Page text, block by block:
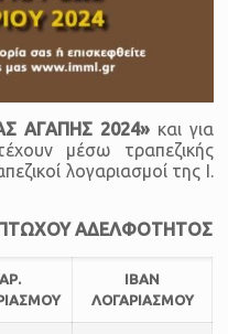
ΑΓΑΠΗΣ 2024»και για
μέσω τραπεζικής
λογαριασμοί της Ι.
ΑΔΕΛΦΟΤΗΤΟΣ
ΑΡ.
ΙΒΑΝ
ΛΟΓΑΡΙΑΣΜΟΥ